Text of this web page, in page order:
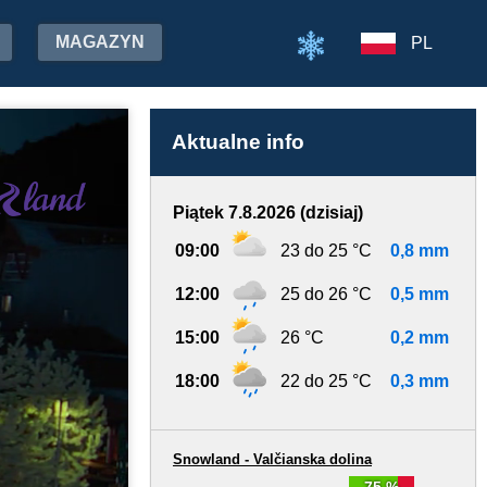
MAGAZYN PL
Aktualne info
Piątek 7.8.2026 (dzisiaj)
09:00 23 do 25 °C 0,8 mm
12:00 25 do 26 °C 0,5 mm
15:00 26 °C 0,2 mm
18:00 22 do 25 °C 0,3 mm
Snowland - Valčianska dolina